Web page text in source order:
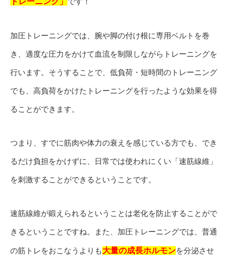
加圧トレーニングでは、腕や脚の付け根に専用ベルトを巻
き、適度な圧力をかけて血流を制限しながらトレーニングを
行います。そうすることで、低負荷・短時間のトレーニング
でも、高負荷をかけたトレーニングを行ったような効果を得
ることができます。
つまり、すでに筋肉や体力の衰えを感じている方でも、でき
るだけ負担をかけずに、日常では使われにくい「速筋線維」
を刺激することができるということです。
速筋線維が鍛えられるということは老化を防止することがで
きるということですね。また、加圧トレーニングでは、普通
の筋トレをおこなうよりも大量の成長ホルモンを分泌させ